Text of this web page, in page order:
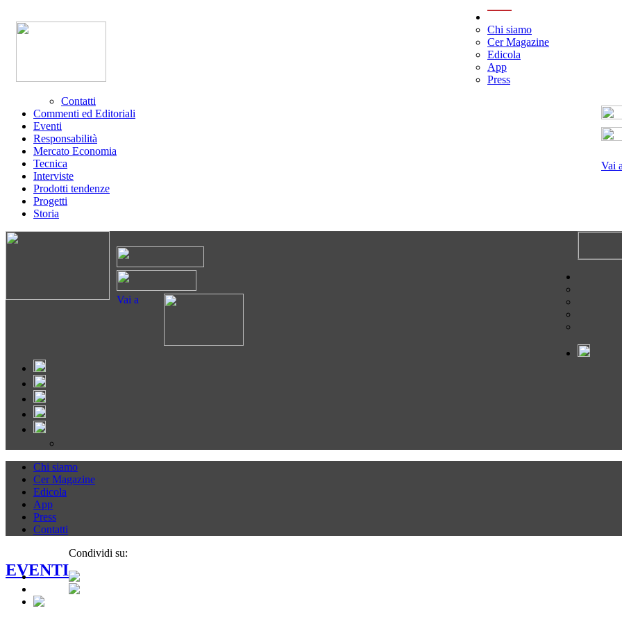
Vai a
Chi siamo
Cer Magazine
Edicola
App
Press
Contatti
Commenti ed Editoriali
Eventi
Responsabilità
Mercato Economia
Tecnica
Interviste
Prodotti tendenze
Progetti
Storia
Vai a
Chi siamo
Cer Magazine
Edicola
App
Press
Contatti
EVENTI
Condividi su: